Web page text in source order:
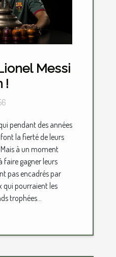
Messi
!
pendant des années
la fierté de leurs
à un moment
faire gagner leurs
pas encadrés par
qui pourraient les
trophées...